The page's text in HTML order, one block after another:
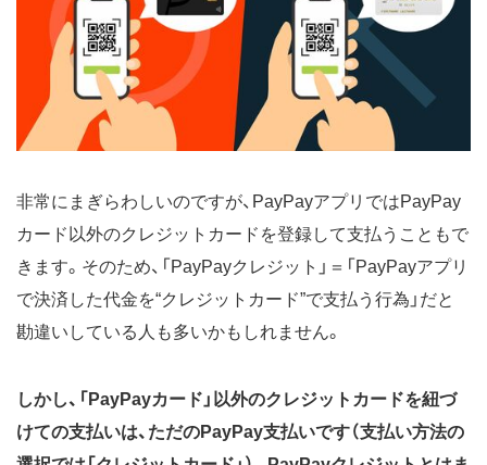
非常にまぎらわしいのですが、PayPayアプリではPayPay
カード以外のクレジットカードを登録して支払うこともで
きます。そのため、「PayPayクレジット」＝「PayPayアプリ
で決済した代金を“クレジットカード”で支払う行為」だと
勘違いしている人も多いかもしれません。
しかし、「PayPayカード」以外のクレジットカードを紐づ
けての支払いは、ただのPayPay支払いです（支払い方法の